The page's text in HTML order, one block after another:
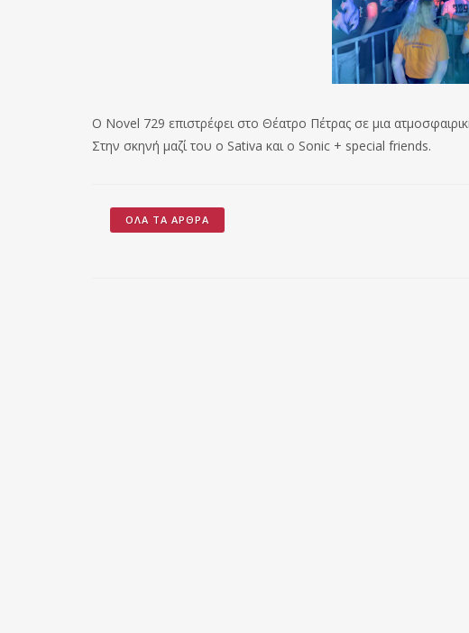
Ο Novel 729 επιστρέφει στο Θέατρο Πέτρας σε μια
Στην σκηνή μαζί του ο Sativa και ο Sonic + special friends.
ΌΛΑ ΤΑ ΆΡΘΡΑ